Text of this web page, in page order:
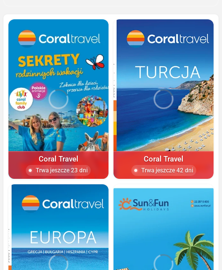
Coral Travel
Trwa jeszcze 23 dni
Coral Travel
Trwa jeszcze 42 dni